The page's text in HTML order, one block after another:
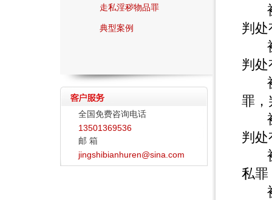
走私淫秽物品罪
典型案例
全国免费咨询电话
13501369536
邮 箱
jingshibianhuren@sina.com
被
判处
被
判
被
罪，
被
判
被
私罪
被